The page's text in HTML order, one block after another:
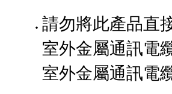
請勿將此產品直
室外金屬通訊電
室外金屬通訊電